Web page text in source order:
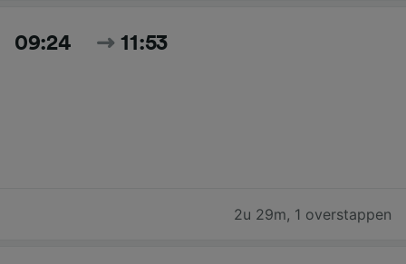
09:24 11:53
2u 29m, 1 overstappen